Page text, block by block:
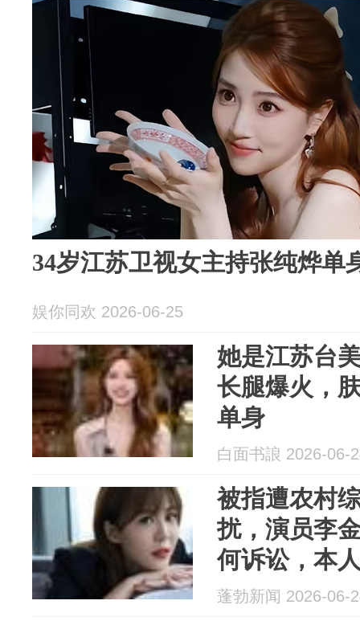
34岁江苏卫视女主持张纯烨单
娱你同欢 2026-06-25
她是江苏台
长腿爆火，
单身
白面书誏 2026-06-
被指遭农村
扰，演员李
何诉讼，本
蓬勃新闻 2026-06-